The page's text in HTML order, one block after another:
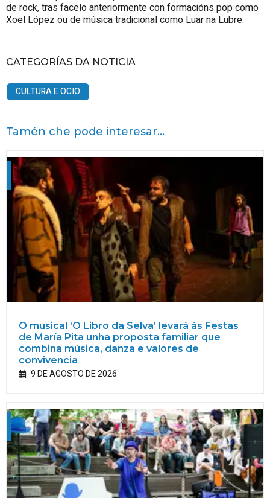
de rock, tras facelo anteriormente con formacións pop como
Xoel López ou de música tradicional como Luar na Lubre.
CATEGORÍAS DA NOTICIA
CULTURA E OCIO
Tamén che pode interesar...
O musical ‘O Libro da Selva’ levará ás Festas
de María Pita unha proposta familiar que
combina música, danza e valores de
convivencia
9 DE AGOSTO DE 2026